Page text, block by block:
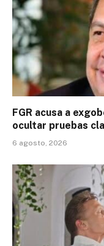
FGR acusa a
ocultar pruebas
6 agosto, 2026